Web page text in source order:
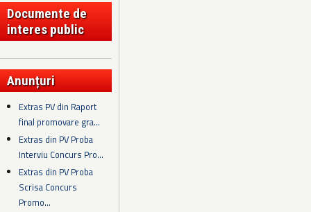
Documente de
interes public
Anunțuri
Extras PV din Raport
final promovare gra...
Extras din PV Proba
Interviu Concurs Pro...
Extras din PV Proba
Scrisa Concurs
Promo...